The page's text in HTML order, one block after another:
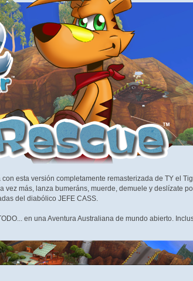
esta versión completamente remasterizada de TY el
vez más, lanza bumeráns, muerde, demuele y deslízate
del diabólico JEFE CASS.
en una Aventura Australiana de mundo abierto.